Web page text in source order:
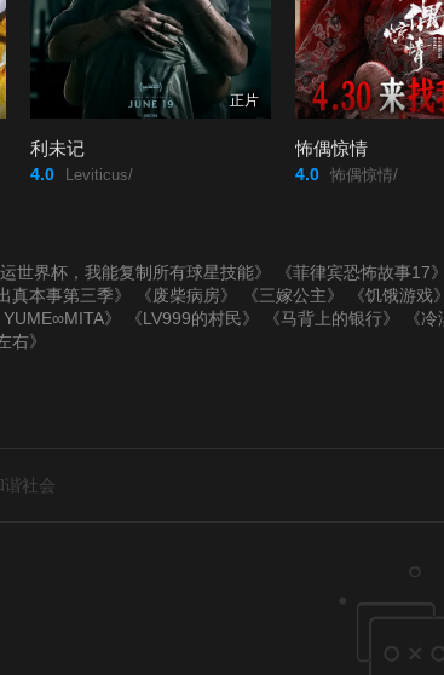
正片
利未记
4.0 Leviticus/
怖偶惊情
4.0 怖偶惊情/
运世界杯，我能复制所有球星技能》 《菲律宾恐怖故事17》
真本事第三季》 《废柴病房》 《三嫁公主》 《饥饿游戏》
》 《LV999的村民》 《马背上的银行》 《
右》